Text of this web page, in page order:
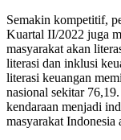
Semakin kompetitif,
Kuartal II/2022 juga
masyarakat akan
literasi dan inklusi
literasi keuangan
nasional sekitar
kendaraan menjadi
masyarakat Indonesia